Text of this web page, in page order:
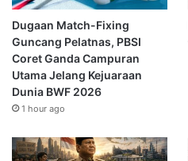
Dugaan Match-Fixing
Guncang Pelatnas, PBSI
Coret Ganda Campuran
Utama Jelang Kejuaraan
Dunia BWF 2026
1 hour ago